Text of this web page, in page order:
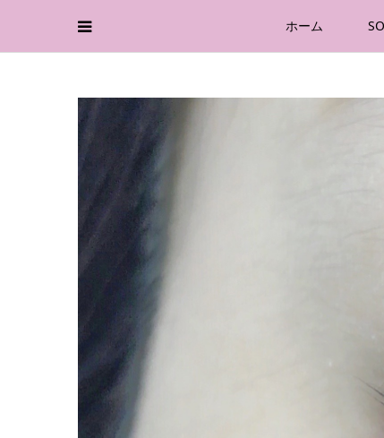
ホーム